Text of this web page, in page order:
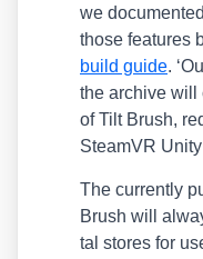
we
tho­se fea­tures
build gui­de.
the archi­ve will
of Tilt Brush,
Steam­VR
The curr­ent­ly
Brush will
tal stores for